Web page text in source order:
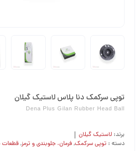
توپی سرکمک دنا پلاس لاستیک گیلان
Dena Plus Gilan Rubber Head Ball
برند: لاستیک گیلان
دسته : توپی سرکمک, فرمان،‌ جلوبندی و ترمز, قطعات